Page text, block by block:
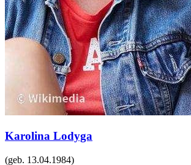
Karolina Lodyga
(geb. 13.04.1984)